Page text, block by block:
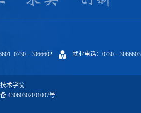
0730－3066602 就业电话：0730－3066603
术学院
43060302001007号